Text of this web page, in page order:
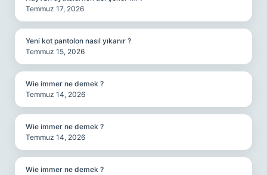
Temmuz 17, 2026
Yeni kot pantolon nasıl yıkanır ?
Temmuz 15, 2026
Wie immer ne demek ?
Temmuz 14, 2026
Wie immer ne demek ?
Temmuz 14, 2026
Wie immer ne demek ?